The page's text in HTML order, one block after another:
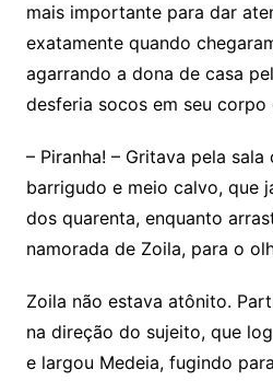
mais importante para dar
exatamente quando
agarrando a dona de casa
desferia socos em seu
– Piranha! – Gritava pela sala
barrigudo e meio calvo, que
dos quarenta, enquanto
namorada de Zoila, para o
Zoila não estava atônito.
na direção do sujeito, que
e largou Medeia, fugindo